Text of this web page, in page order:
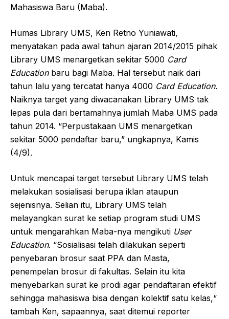
Mahasiswa Baru (Maba).
Humas Library UMS, Ken Retno Yuniawati,
menyatakan pada awal tahun ajaran 2014/2015 pihak
Library UMS menargetkan sekitar 5000 Card
Education baru bagi Maba. Hal tersebut naik dari
tahun lalu yang tercatat hanya 4000 Card Education.
Naiknya target yang diwacanakan Library UMS tak
lepas pula dari bertamahnya jumlah Maba UMS pada
tahun 2014. “Perpustakaan UMS menargetkan
sekitar 5000 pendaftar baru,” ungkapnya, Kamis
(4/9).
Untuk mencapai target tersebut Library UMS telah
melakukan sosialisasi berupa iklan ataupun
sejenisnya. Selian itu, Library UMS telah
melayangkan surat ke setiap program studi UMS
untuk mengarahkan Maba-nya mengikuti User
Education. “Sosialisasi telah dilakukan seperti
penyebaran brosur saat PPA dan Masta,
penempelan brosur di fakultas. Selain itu kita
menyebarkan surat ke prodi agar pendaftaran efektif
sehingga mahasiswa bisa dengan kolektif satu kelas,“
tambah Ken, sapaannya, saat ditemui reporter